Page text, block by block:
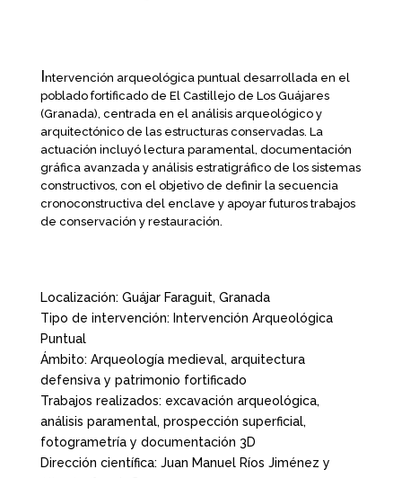
Intervención arqueológica puntual desarrollada en el
poblado fortificado de El Castillejo de Los Guájares
(Granada), centrada en el análisis arqueológico y
arquitectónico de las estructuras conservadas. La
actuación incluyó lectura paramental, documentación
gráfica avanzada y análisis estratigráfico de los sistemas
constructivos, con el objetivo de definir la secuencia
cronoconstructiva del enclave y apoyar futuros trabajos
de conservación y restauración.
Localización: Guájar Faraguit, Granada
Tipo de intervención: Intervención Arqueológica
Puntual
Ámbito: Arqueología medieval, arquitectura
defensiva y patrimonio fortificado
Trabajos realizados: excavación arqueológica,
análisis paramental, prospección superficial,
fotogrametría y documentación 3D
Dirección científica: Juan Manuel Ríos Jiménez y